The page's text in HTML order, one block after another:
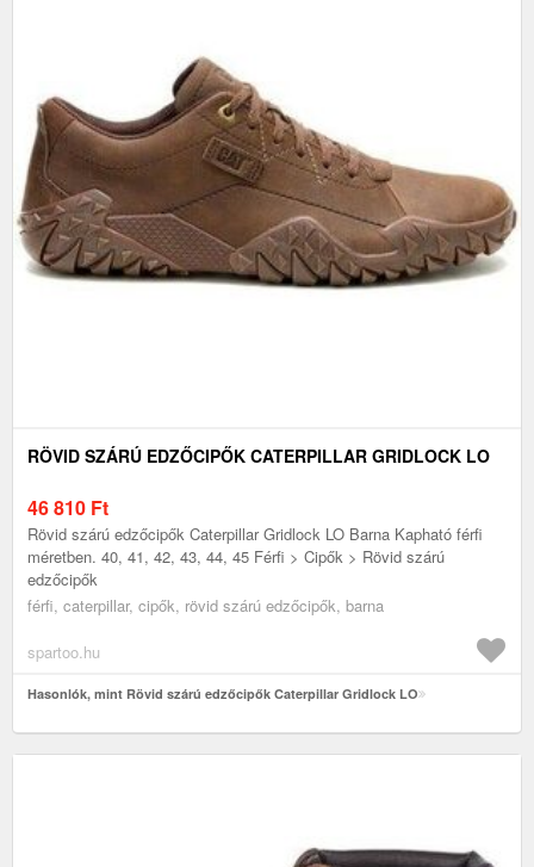
RÖVID SZÁRÚ EDZŐCIPŐK CATERPILLAR GRIDLOCK LO
46 810 Ft
Rövid szárú edzőcipők Caterpillar Gridlock LO Barna Kapható férfi
méretben. 40, 41, 42, 43, 44, 45 Férfi > Cipők > Rövid szárú
edzőcipők
férfi, caterpillar, cipők, rövid szárú edzőcipők, barna
spartoo.hu
Hasonlók, mint Rövid szárú edzőcipők Caterpillar Gridlock LO